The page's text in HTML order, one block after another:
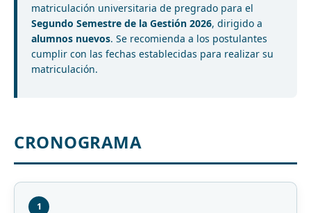
matriculación universitaria de pregrado para el
Segundo Semestre de la Gestión 2026, dirigido a
alumnos nuevos. Se recomienda a los postulantes
cumplir con las fechas establecidas para realizar su
matriculación.
CRONOGRAMA
1